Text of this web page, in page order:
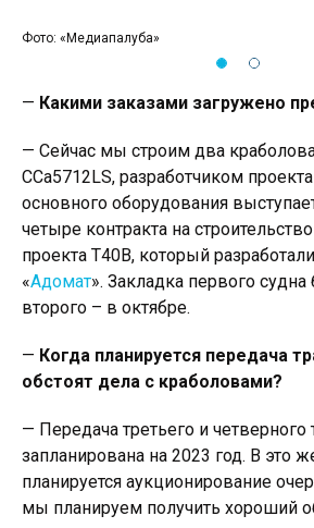
Фото: «Медиапалуба»
— Какими заказами загружено
— Сейчас мы строим два
CCa5712LS, разработчиком
основного оборудования
четыре контракта на
проекта Т40В, который
«Адомат». Закладка первого
второго – в октябре.
— Когда планируется передача
обстоят дела с краболовами?
— Передача третьего и четверного
запланирована на 2023 год. В это
планируется аукционирование
мы планируем получить хороший